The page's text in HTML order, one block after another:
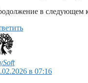
в следующем
в 07:16